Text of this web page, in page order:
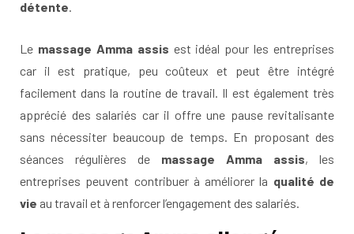
détente.
Le massage Amma assis est idéal pour les entreprises
car il est pratique, peu coûteux et peut être intégré
facilement dans la routine de travail. Il est également très
apprécié des salariés car il offre une pause revitalisante
sans nécessiter beaucoup de temps. En proposant des
séances régulières de massage Amma assis, les
entreprises peuvent contribuer à améliorer la qualité de
vie au travail et à renforcer l’engagement des salariés.